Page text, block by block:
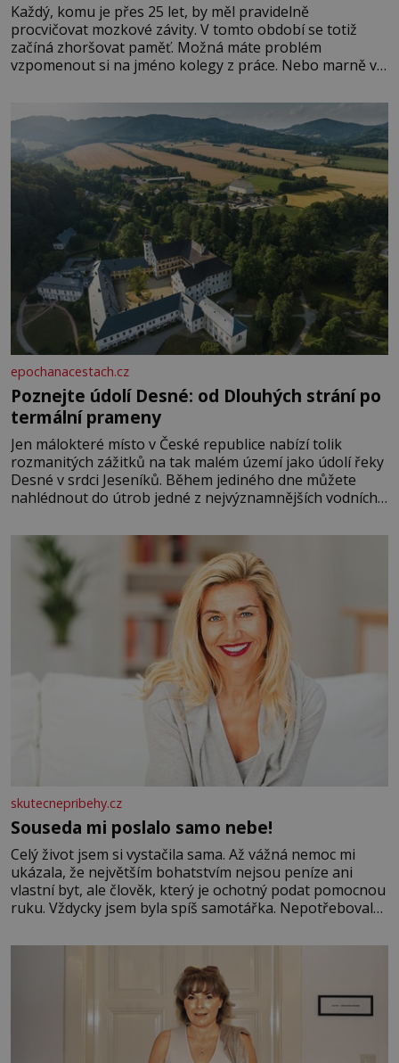
Každý, komu je přes 25 let, by měl pravidelně
procvičovat mozkové závity. V tomto období se totiž
začíná zhoršovat paměť. Možná máte problém
vzpomenout si na jméno kolegy z práce. Nebo marně v
Je to opravdu tak, s věkem jako kdyby se paměť
rozhodla stávkovat. Cvičte
epochanacestach.cz
Poznejte údolí Desné: od Dlouhých strání po
termální prameny
Jen málokteré místo v České republice nabízí tolik
rozmanitých zážitků na tak malém území jako údolí řeky
Desné v srdci Jeseníků. Během jediného dne můžete
nahlédnout do útrob jedné z nejvýznamnějších vodních
se na koloběžce a den zakončit poznáváním památek ve
Velkých Losinách nebo v termálním
skutecnepribehy.cz
Souseda mi poslalo samo nebe!
Celý život jsem si vystačila sama. Až vážná nemoc mi
ukázala, že největším bohatstvím nejsou peníze ani
vlastní byt, ale člověk, který je ochotný podat pomocnou
ruku. Vždycky jsem byla spíš samotářka. Nepotřebovala
mi knihy, práce a hlavně klid. Hned po studiích jsem